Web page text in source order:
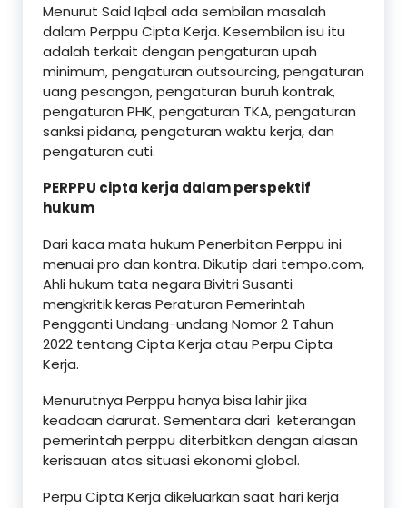
Menurut Said Iqbal ada sembilan masalah
dalam Perppu Cipta Kerja. Kesembilan isu itu
adalah terkait dengan pengaturan upah
minimum, pengaturan outsourcing, pengaturan
uang pesangon, pengaturan buruh kontrak,
pengaturan PHK, pengaturan TKA, pengaturan
sanksi pidana, pengaturan waktu kerja, dan
pengaturan cuti.
PERPPU cipta kerja dalam perspektif
hukum
Dari kaca mata hukum Penerbitan Perppu ini
menuai pro dan kontra. Dikutip dari tempo.com,
Ahli hukum tata negara Bivitri Susanti
mengkritik keras Peraturan Pemerintah
Pengganti Undang-undang Nomor 2 Tahun
2022 tentang Cipta Kerja atau Perpu Cipta
Kerja.
Menurutnya Perppu hanya bisa lahir jika
keadaan darurat. Sementara dari keterangan
pemerintah perppu diterbitkan dengan alasan
kerisauan atas situasi ekonomi global.
Perpu Cipta Kerja dikeluarkan saat hari kerja